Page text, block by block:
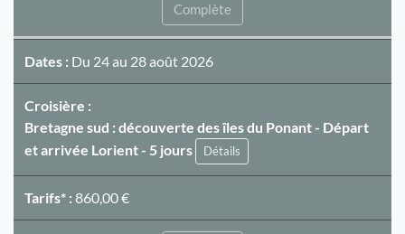
Complète
Dates : Du 24 au 28 août 2026
Croisière :
Bretagne sud : découverte des îles du Ponant - Départ
et arrivée Lorient - 5 jours
Détails
Tarifs* : 860,00 €